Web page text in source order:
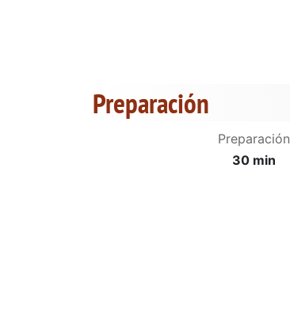
Preparación
Preparación
30 min